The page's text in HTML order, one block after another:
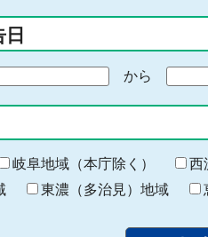
力
から
終
わ
り
岐阜地域（本庁除く） 西
東濃（多治見）地域